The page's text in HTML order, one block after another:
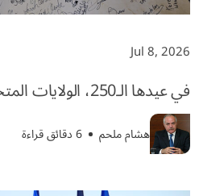
Jul 8, 2026
في عيدها الـ250، الولايات المتحدة تواجه مأزق تاريخي
هشام ملحم 6 دقائق قراءة